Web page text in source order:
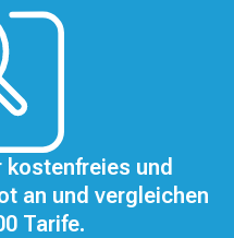
und
an und vergleichen
Tarife.